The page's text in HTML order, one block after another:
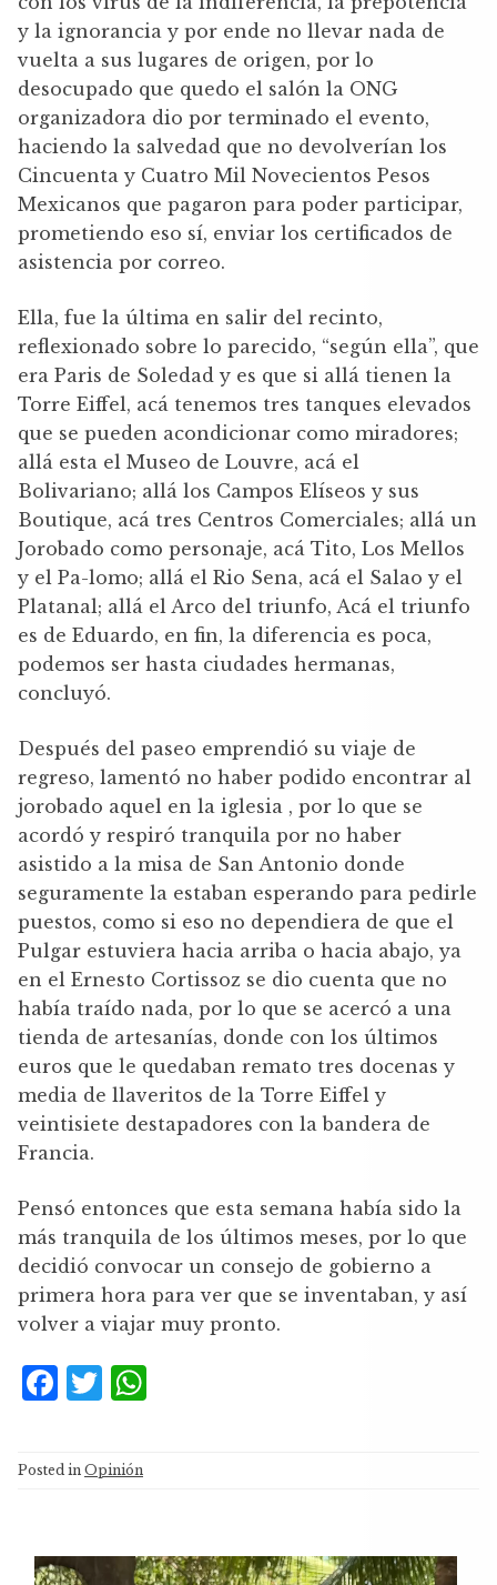
y la ignorancia y por ende no llevar nada de
vuelta a sus lugares de origen, por lo
desocupado que quedo el salón la ONG
organizadora dio por terminado el evento,
haciendo la salvedad que no devolverían los
Cincuenta y Cuatro Mil Novecientos Pesos
Mexicanos que pagaron para poder participar,
prometiendo eso sí, enviar los certificados de
asistencia por correo.
Ella, fue la última en salir del recinto,
reflexionado sobre lo parecido, “según ella”, que
era Paris de Soledad y es que si allá tienen la
Torre Eiffel, acá tenemos tres tanques elevados
que se pueden acondicionar como miradores;
allá esta el Museo de Louvre, acá el
Bolivariano; allá los Campos Elíseos y sus
Boutique, acá tres Centros Comerciales; allá un
Jorobado como personaje, acá Tito, Los Mellos
y el Pa-lomo; allá el Rio Sena, acá el Salao y el
Platanal; allá el Arco del triunfo, Acá el triunfo
es de Eduardo, en fin, la diferencia es poca,
podemos ser hasta ciudades hermanas,
concluyó.
Después del paseo emprendió su viaje de
regreso, lamentó no haber podido encontrar al
jorobado aquel en la iglesia , por lo que se
acordó y respiró tranquila por no haber
asistido a la misa de San Antonio donde
seguramente la estaban esperando para pedirle
puestos, como si eso no dependiera de que el
Pulgar estuviera hacia arriba o hacia abajo, ya
en el Ernesto Cortissoz se dio cuenta que no
había traído nada, por lo que se acercó a una
tienda de artesanías, donde con los últimos
euros que le quedaban remato tres docenas y
media de llaveritos de la Torre Eiffel y
veintisiete destapadores con la bandera de
Francia.
Pensó entonces que esta semana había sido la
más tranquila de los últimos meses, por lo que
decidió convocar un consejo de gobierno a
primera hora para ver que se inventaban, y así
volver a viajar muy pronto.
F
c
e
o
T
it
te
p
Posted in Opinión
Reproductor